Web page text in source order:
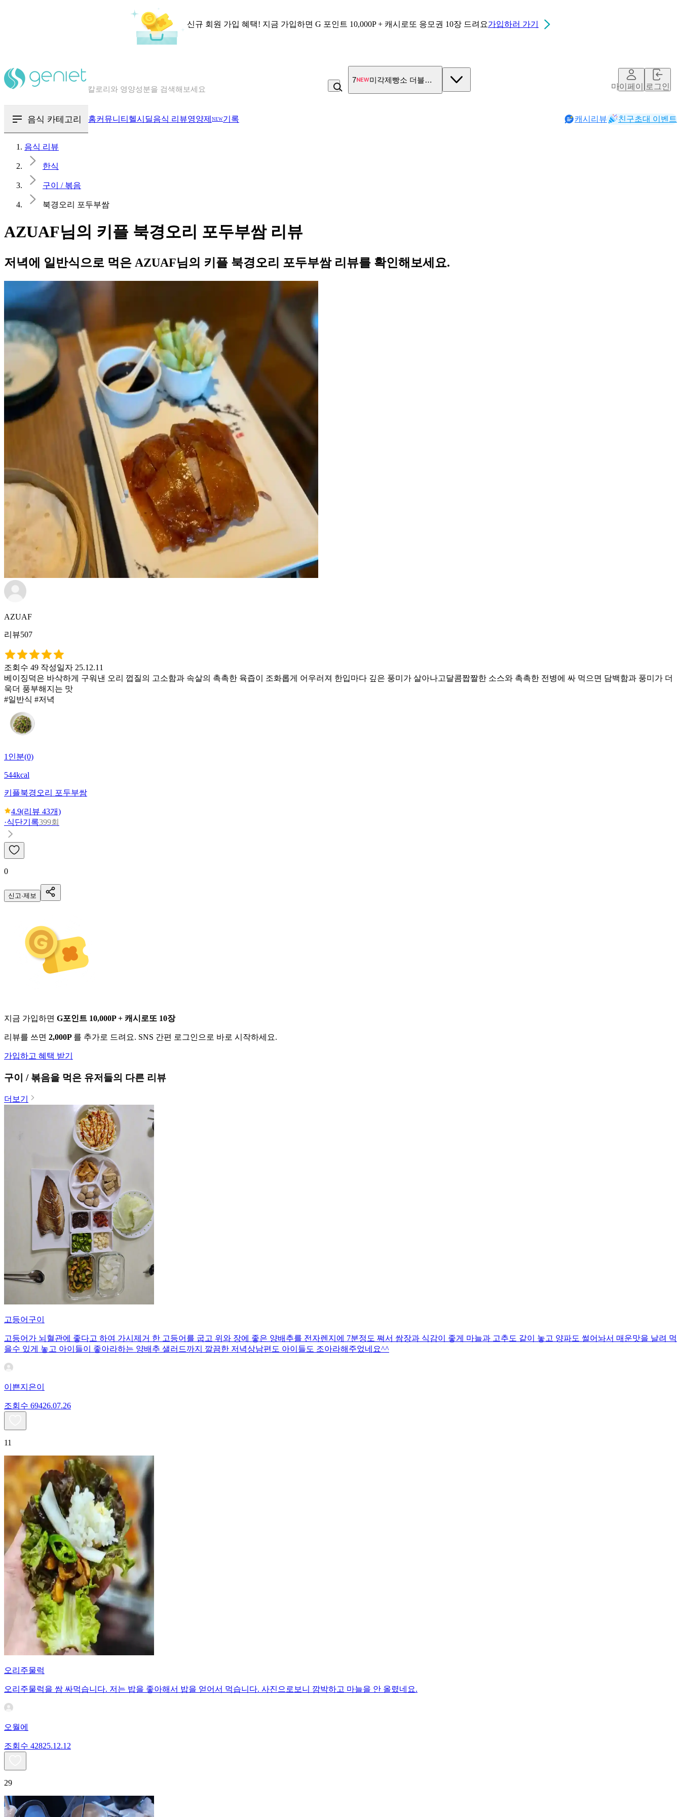
신규 회원 가입 혜택! 지금 가입하면 G 포인트 10,000P + 캐시로또 응모권 10장 드려요가입하러 가기
혈당 · 다이어트 음식 검색해보세요
7 미각제빵소 더블스콘
마이페이지로그인
음식 카테고리 홈커뮤니티 헬시딜음식 리뷰영양제 NEW기록 캐시리뷰 친구초대 이벤트
음식 리뷰
한식
구이 / 볶음
북경오리 포두부쌈
AZUAF님의 키플 북경오리 포두부쌈 리뷰
저녁에 일반식으로 먹은 AZUAF님의 키플 북경오리 포두부쌈 리뷰를 확인해보세요.
AZUAF
리뷰507
조회수 49 작성일자 25.12.11
베이징덕은 바삭하게 구워낸 오리 껍질의 고소함과 속살의 촉촉한 육즙이 조화롭게 어우러져 한입마다 깊은 풍미가 살아나고달콤짭짤한 소스와 촉촉한 전병에 싸 먹으면 담백함과 풍미가 더
욱더 풍부해지는 맛
#일반식 #저녁
1인분(0)
544kcal
키플북경오리 포두부쌈
4.9(리뷰 43개)
·식단기록399회
0
신고·제보
지금 가입하면 G포인트 10,000P + 캐시로또 10장
리뷰를 쓰면 2,000P 를 추가로 드려요. SNS 간편 로그인으로 바로 시작하세요.
가입하고 혜택 받기
구이 / 볶음을 먹은 유저들의 다른 리뷰
더보기
고등어구이
고등어가 뇌혈관에 좋다고 하여 가시제거 한 고등어를 굽고 위와 장에 좋은 양배추를 전자렌지에 7분정도 쪄서 쌈장과 식감이 좋게 마늘과 고추도 같이 놓고 양파도 썰어놔서 매운맛을 날려 먹
을수 있게 놓고 아이들이 좋아라하는 양배추 샐러드까지 깔끔한 저녁상남편도 아이들도 조아라해주었네요^^
이쁜지은이
조회수 69426.07.26
11
오리주물럭
오리주물럭을 쌈 싸먹습니다. 저는 밥을 좋아해서 밥을 얻어서 먹습니다. 사진으로보니 깜박하고 마늘을 안 올렸네요.
오월에
조회수 42825.12.12
29